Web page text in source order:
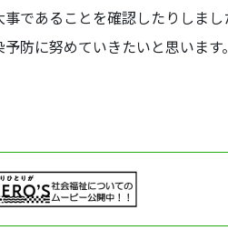
事であることを確認したりしま
防に努めていきたいと思います